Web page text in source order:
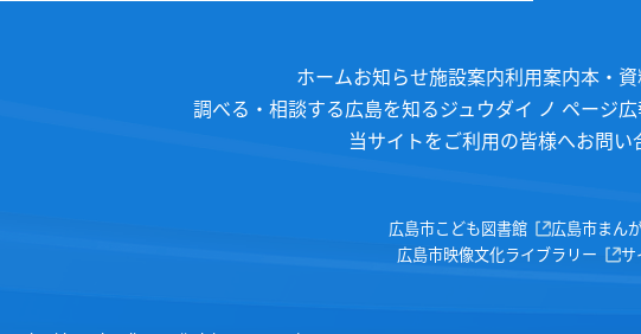
ホームお知らせ施設案内利用案内本・
調べる・相談する広島を知るジュウダイ ノ ページ
当サイトをご利用の皆様へお問い
広島市こども図書館
広島市まん
広島市映像文化ライブラリー
サ